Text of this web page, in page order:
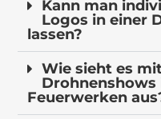
Kann man
Logos in einer
lassen?
Wie sieht es
Drohnenshows
Feuerwerken